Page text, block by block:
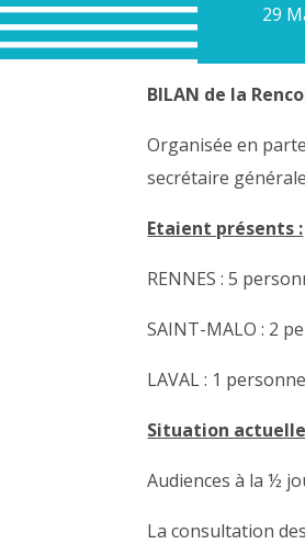
29
BILAN de la
Organisée en
secrétaire
Etaient présents :
RENNES : 5
SAINT-MALO : 2
LAVAL : 1
Situation actuelle
Audiences à la ½
La consultation